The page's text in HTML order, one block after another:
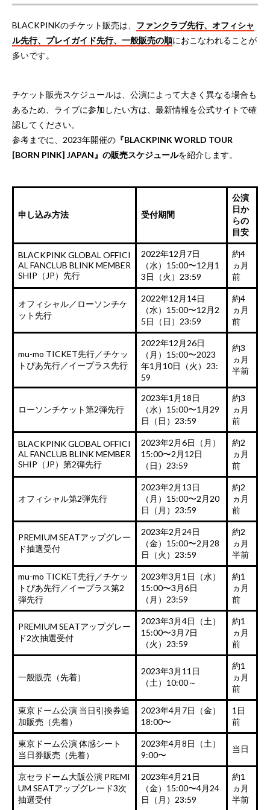
BLACKPINKのチケット販売は、 ファンクラブ先行、オフィシャ
ル先行、プレイガイド先行、一般販売の順におこなわれることが
多いです。
チケット販売スケジュールは、公演によって大きく異なる場合も
あるため、ライブに参加したい方は、最新情報を公式サイトで確
認してください。
参考までに、2023年開催の 『BLACKPINK WORLD TOUR
[BORN PINK] JAPAN』の販売スケジュールを紹介します。
申し込み方法 受付期間
公演
日か
らの
目安
BLACKPINK GLOBAL OFFICI
AL FANCLUB BLINK MEMBER
SHIP（JP）先行
2022年12月7日
（水）15:00〜12月1
3日（火）23:59
約4
ヵ月
前
オフィシャル／ローソンチケ
ット先行
2022年12月14日
（水）15:00〜12月2
5日（日）23:59
約4
ヵ月
前
mu-mo TICKET先行／チケッ
トぴあ先行／イープラス先行
2022年12月26日
（月）15:00〜2023
年1月10日（火）23:
59
約3
ヵ月
半前
ローソンチケット第2弾先行
2023年1月18日
（水）15:00〜1月29
日（日）23:59
約3
ヵ月
前
BLACKPINK GLOBAL OFFICI
AL FANCLUB BLINK MEMBER
SHIP（JP）第2弾先行
2023年2月6日（月）
15:00〜2月12日
（日）23:59
約2
ヵ月
前
オフィシャル第2弾先行
2023年2月13日
（月）15:00〜2月20
日（月）23:59
約2
ヵ月
前
PREMIUM SEATアップグレー
ド抽選受付
2023年2月24日
（金）15:00〜2月28
日（火）23:59
約2
ヵ月
半前
mu-mo TICKET先行／チケッ
トぴあ先行／イープラス第2
弾先行
2023年3月1日（水）
15:00〜3月6日
（月）23:59
約1
ヵ月
前
PREMIUM SEATアップグレー
ド2次抽選受付
2023年3月4日（土）
15:00〜3月7日
（火）23:59
約1
ヵ月
前
一般販売（先着）
2023年3月11日
（土）10:00～
約1
ヵ月
前
東京ドーム公演 当日引換券追
加販売（先着）
2023年4月7日（金）
18:00〜
1日
前
東京ドーム公演 体感シート
当日券販売（先着）
2023年4月8日（土）
9:00〜
当日
京セラドーム大阪公演 PREMI
UM SEATアップグレード3次
抽選受付
2023年4月21日
（金）15:00〜4月24
日（月）23:59
約1
ヵ月
半前